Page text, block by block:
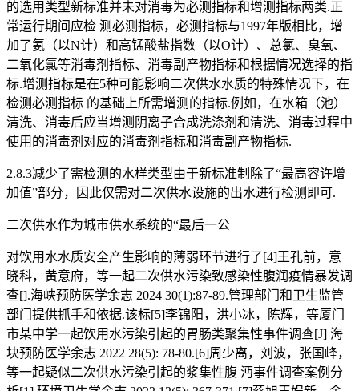
的选用类型新标准并未对消毒为必测指标和增测指标两类.正
常运行期间应检 测必测指标，必测指标与1997年版相比，增
加了氨（以N计）和高锰酸盐指数（以O计）、总氯、臭氧、
二氧化氯等消毒剂指标、消毒副产物指标和根据情况选择的指
标.增测指标是在5种可能影响二次供水水质的特殊情况下，在
检测必测指标 的基础上所需增测的指标.例如，在水箱（池）
清洗、消毒后应当增测阴离子合成洗涤剂和清洗、消毒过程中
使用的消毒剂对应的消毒剂指标和消毒副产物指标.
2.8.3减少了需检测的水样类型由于新标准制除了“最高容许增
加值”部分，因此仅需对二次供水设施的出水进行检测即可.
二次供水作为城市供水系统的“最后一公
对饮用水水质安全产生影响的薄弱环节进行了[4]王孔前，意
晓科，黄意府，等一起二次供水污染致感染性腹润疫情暴发调
查[].海峡预防医学余志 2024 30(1):87-89.管理部门和卫生监管
部门提供抓手和依据.该标[5]李锦阳，洪小冰，陈辉，等厦门
市某中学一起饮用水污染引起的胃肠类聚集性事件调查[J] 海
块预防医学余志 2022 28(5): 78-80.[6]周少离，刘波，张国峰，
等一起疑似二次供水污染引起的浆集性腹 沔事件调查案例分